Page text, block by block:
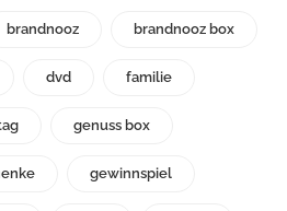
brandnooz brandnooz box
dvd familie
genuss box
gewinnspiel